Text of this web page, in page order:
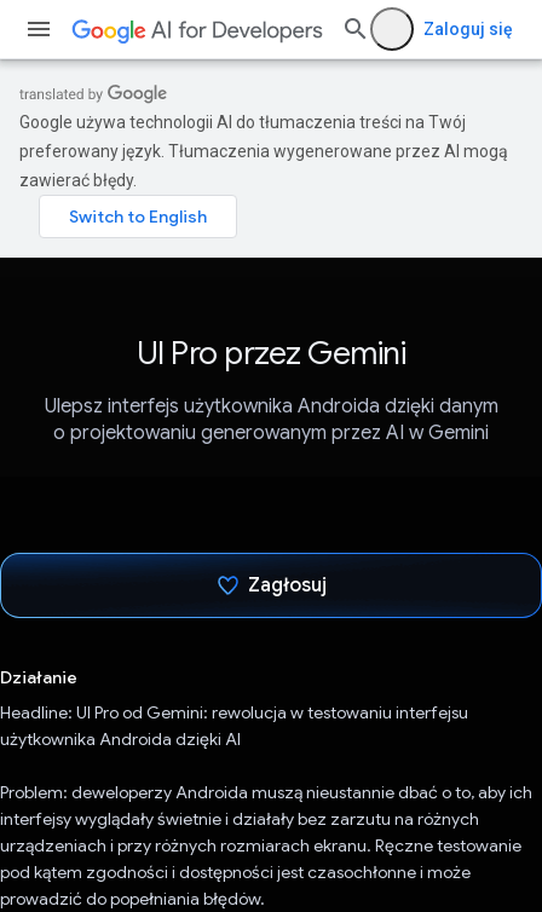
Zaloguj się
Google używa technologii AI do tłumaczenia treści na Twój
preferowany język. Tłumaczenia wygenerowane przez AI mogą
zawierać błędy.
UI Pro przez Gemini
Ulepsz interfejs użytkownika Androida dzięki danym
o projektowaniu generowanym przez AI w Gemini
Zagłosuj
Działanie
Headline: UI Pro od Gemini: rewolucja w testowaniu interfejsu
użytkownika Androida dzięki AI
Problem: deweloperzy Androida muszą nieustannie dbać o to, aby ich
interfejsy wyglądały świetnie i działały bez zarzutu na różnych
urządzeniach i przy różnych rozmiarach ekranu. Ręczne testowanie
pod kątem zgodności i dostępności jest czasochłonne i może
prowadzić do popełniania błędów.